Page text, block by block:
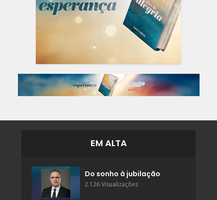
EM ALTA
Do sonho à jubilação
2.126 Visualizações